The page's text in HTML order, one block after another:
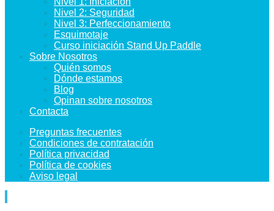
Nivel 2: Seguridad
Nivel 3: Perfeccionamiento
Esquimotaje
Curso iniciación Stand Up Paddle
Sobre Nosotros
Quién somos
Dónde estamos
Blog
Opinan sobre nosotros
Contacta
Preguntas frecuentes
Condiciones de contratación
Política privacidad
Política de cookies
Aviso legal